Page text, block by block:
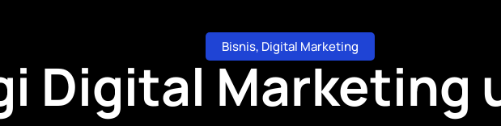
Bisnis, Digital Marketing
Digital Marketing